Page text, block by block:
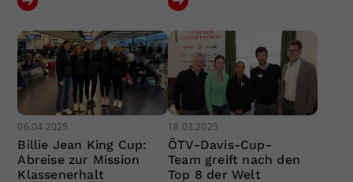
06.04.2025
Billie Jean King Cup:
Abreise zur Mission
Klassenerhalt
18.03.2025
ÖTV-Davis-Cup-
Team greift nach den
Top 8 der Welt